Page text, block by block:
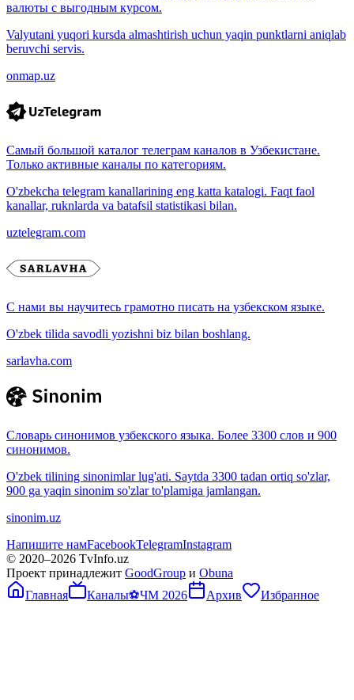
валюты с выгодным курсом.
Valyutani yuqori kursda almashtirish uchun yaqin punktlarni aniqlab
beruvchi servis.
onmap.uz
Самый большой каталог телеграм каналов в Узбекистане.
Только активные каналы по категориям.
O'zbekcha telegram kanallarining eng katta katalogi. Faqt faol
kanallar, ruknlarda va batafsil statistikasi bilan.
uztelegram.com
С нами вы научитесь грамотно писать на узбекском языке.
O'zbek tilida savodli yozishni biz bilan boshlang.
sarlavha.com
Словарь синонимов узбекского языка. Более 3300 слов и 900
синонимов.
O'zbek tilining sinonimlar lug'ati. Saytda 3300 tadan ortiq so'zlar,
900 ga yaqin sinonim so'zlar to'plamiga jamlangan.
sinonim.uz
Напишите намFacebookTelegramInstagram
© 2020–2026 TvInfo.uz
Проект принадлежит GoodGroup и Obuna
Главная
Каналы⚽ЧМ 2026 Архив Избранное